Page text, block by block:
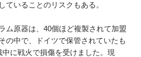
ていることのリスクもある。
ム原器は、40個ほど複製されて加盟
の中で、ドイツで保管されていたも
に戦火で損傷を受けました。現